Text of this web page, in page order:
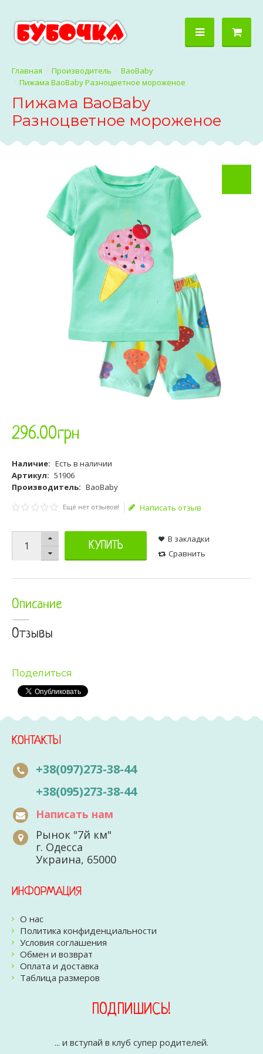
Производитель
BaoBaby
Пижама BaoBaby Разноцветное мороженое
Пижама BaoBaby
Разноцветное мороженое
296.00грн
Наличие: Есть в наличии
Артикул: 51906
Производитель: BaoBaby
Ещё нет отзывов! Написать отзыв
КУПИТЬ
В закладки
Сравнить
Описание
Отзывы
Поделиться
КОНТАКТЫ
+38(097)273-38-44
+38(095)273-38-44
Написать нам
Рынок "7й км"
г. Одесса
Украина, 65000
ИНФОРМАЦИЯ
О нас
Политика конфиденциальности
Условия соглашения
Обмен и возврат
Оплата и доставка
Таблица размеров
ПОДПИШИСЬ!
... и вступай в клуб супер родителей.